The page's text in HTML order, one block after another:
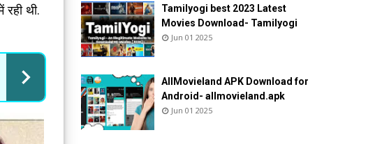
रही थी.
Tamilyogi best 2023 Latest
Movies Download- Tamilyogi
Jun 01 2025
AllMovieland APK Download for
Android- allmovieland.apk
Jun 01 2025